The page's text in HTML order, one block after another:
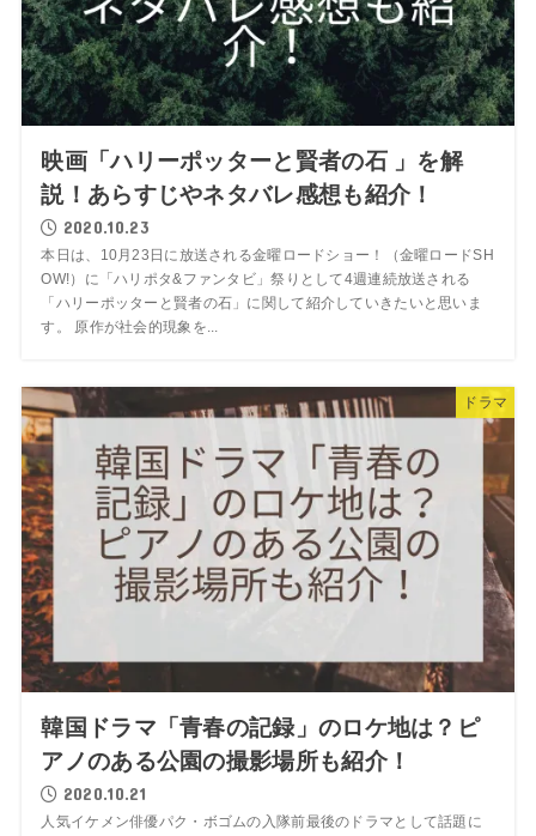
映画「ハリーポッターと賢者の石 」を解
説！あらすじやネタバレ感想も紹介！
2020.10.23
本日は、10月23日に放送される金曜ロードショー！（金曜ロードSH
OW!）に「ハリポタ&ファンタビ」祭りとして4週連続放送される
「ハリーポッターと賢者の石」に関して紹介していきたいと思いま
す。 原作が社会的現象を...
ドラマ
韓国ドラマ「青春の記録」のロケ地は？ピ
アノのある公園の撮影場所も紹介！
2020.10.21
人気イケメン俳優パク・ボゴムの入隊前最後のドラマとして話題に